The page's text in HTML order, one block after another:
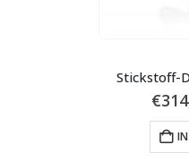
Stickstoff-
€